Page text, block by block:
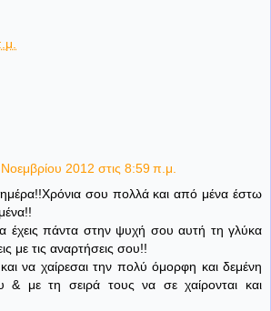
2012 στις 8:59 π.μ.
σου πολλά και από μένα έστω
έχεις πάντα στην ψυχή σου αυτή τη γλύκα
με τις αναρτήσεις σου!!
να χαίρεσαι την πολύ όμορφη και δεμένη
& με τη σειρά τους να σε χαίρονται και